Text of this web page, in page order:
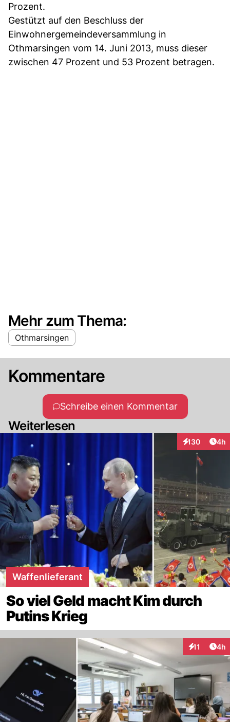
Prozent.
Gestützt auf den Beschluss der
Einwohnergemeindeversammlung in
Othmarsingen vom 14. Juni 2013, muss dieser
zwischen 47 Prozent und 53 Prozent betragen.
Mehr zum Thema:
Othmarsingen
Kommentare
Schreibe einen Kommentar
Weiterlesen
130
Interaktionen
4h
Waffenlieferant
So viel Geld macht Kim durch
Putins Krieg
11 4h